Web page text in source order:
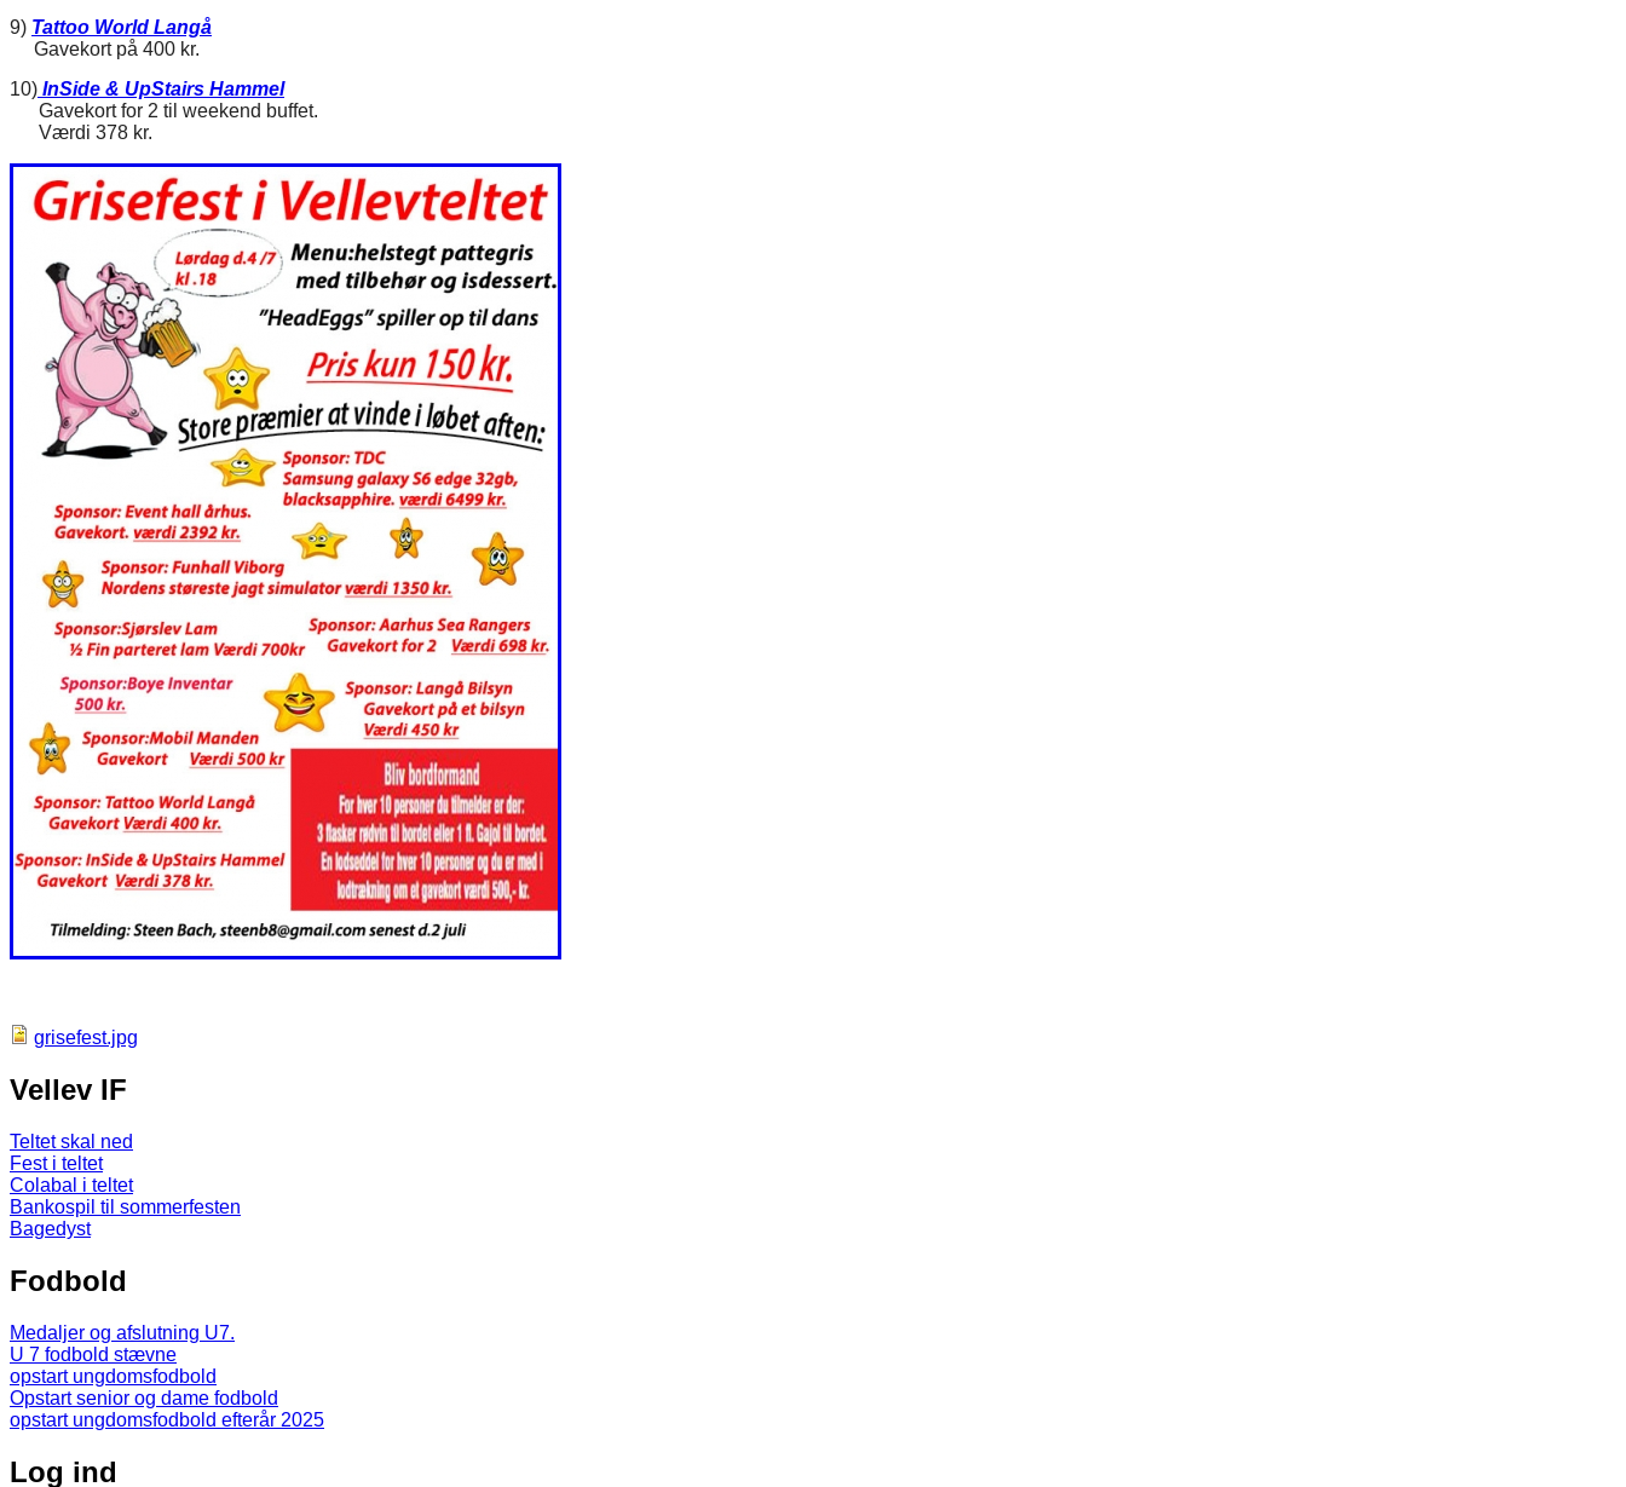
9) Tattoo World Langå
Gavekort på 400 kr.
10) InSide & UpStairs Hammel
Gavekort for 2 til weekend buffet.
Værdi 378 kr.
grisefest.jpg
Vellev IF
Teltet skal ned
Fest i teltet
Colabal i teltet
Bankospil til sommerfesten
Bagedyst
Fodbold
Medaljer og afslutning U7.
U 7 fodbold stævne
opstart ungdomsfodbold
Opstart senior og dame fodbold
opstart ungdomsfodbold efterår 2025
Log ind